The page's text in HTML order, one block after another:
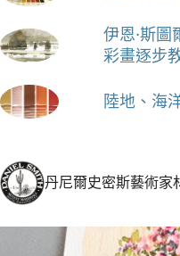
伊恩·斯
彩畫逐步
陸地、海
丹尼爾史密斯藝術家